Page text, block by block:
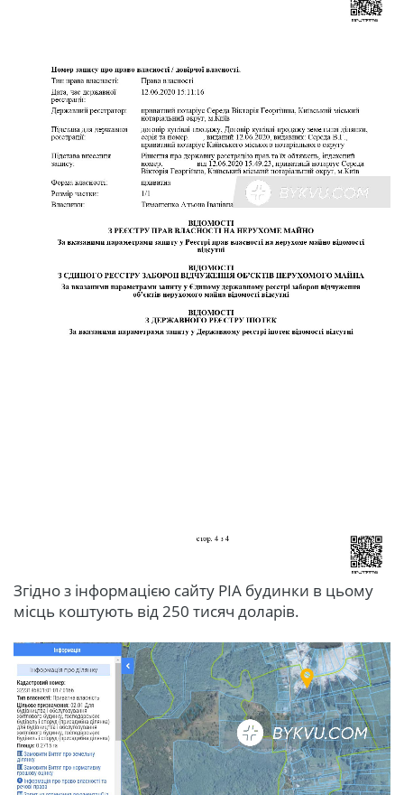
Згідно з інформацією сайту РІА будинки в цьому
місць коштують від 250 тисяч доларів.